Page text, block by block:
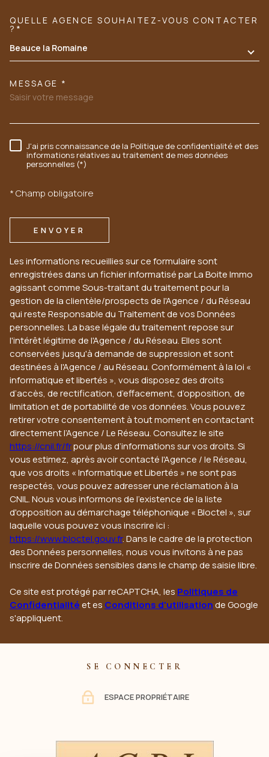
TRAD_MELTEM_VOREDEMANDE
QUELLE AGENCE SOUHAITEZ-VOUS CONTACTER
?*
Beauce la Romaine
MESSAGE *
RÈGLEMENTATION
J'ai pris connaissance de la Politique de confidentialité et des
informations relatives au traitement de mes données
personnelles (*)
* Champ obligatoire
ENVOYER
Les informations recueillies sur ce formulaire sont
enregistrées dans un fichier informatisé par La Boite Immo
agissant comme Sous-traitant du traitement pour la
gestion de la clientèle/prospects de l'Agence / du Réseau
qui reste Responsable du Traitement de vos Données
personnelles. La base légale du traitement repose sur
l'intérêt légitime de l'Agence / du Réseau. Elles sont
conservées jusqu'à demande de suppression et sont
destinées à l'Agence / au Réseau. Conformément à la loi «
informatique et libertés », vous disposez des droits
d’accès, de rectification, d’effacement, d’opposition, de
limitation et de portabilité de vos données. Vous pouvez
retirer votre consentement à tout moment en contactant
directement l’Agence / Le Réseau. Consultez le site
https://cnil.fr/frpour plus d’informations sur vos droits. Si
vous estimez, après avoir contacté l'Agence / le Réseau,
que vos droits « Informatique et Libertés » ne sont pas
respectés, vous pouvez adresser une réclamation à la
CNIL. Nous vous informons de l’existence de la liste
d'opposition au démarchage téléphonique « Bloctel », sur
laquelle vous pouvez vous inscrire ici :
https://www.bloctel.gouv.fr. Dans le cadre de la protection
des Données personnelles, nous vous invitons à ne pas
inscrire de Données sensibles dans le champ de saisie libre.
Ce site est protégé par reCAPTCHA, les Politiques de
Confidentialitéet es Conditions d'utilisationde Google
s'appliquent.
SE CONNECTER
ESPACE PROPRIÉTAIRE